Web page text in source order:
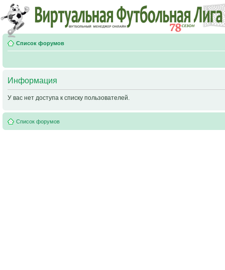
Список форумов
Информация
У вас нет доступа к списку пользователей.
Список форумов